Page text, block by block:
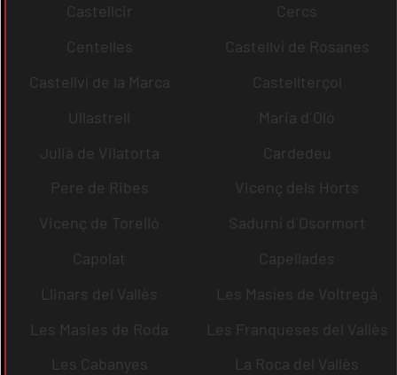
Castellcir
Cercs
Centelles
Castellví de Rosanes
Castellví de la Marca
Castellterçol
Ullastrell
Maria d´Oló
Julià de Vilatorta
Cardedeu
Pere de Ribes
Vicenç dels Horts
Vicenç de Torelló
Sadurní d´Osormort
Capolat
Capellades
Llinars del Vallès
Les Masíes de Voltregà
Les Masies de Roda
Les Franqueses del Vallès
Les Cabanyes
La Roca del Vallès